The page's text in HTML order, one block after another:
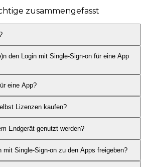
zusammengefasst
den Login mit Single-Sign-on für eine App
eine App?
Lizenzen kaufen?
Endgerät genutzt werden?
mit Single-Sign-on zu den Apps freigeben?